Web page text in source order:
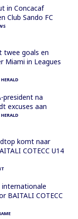
in Concacaf
Club Sando FC
twee goals en
Miami in Leagues
na
excuses aan
komt naar
COTECC U14
BAITALI COTECC